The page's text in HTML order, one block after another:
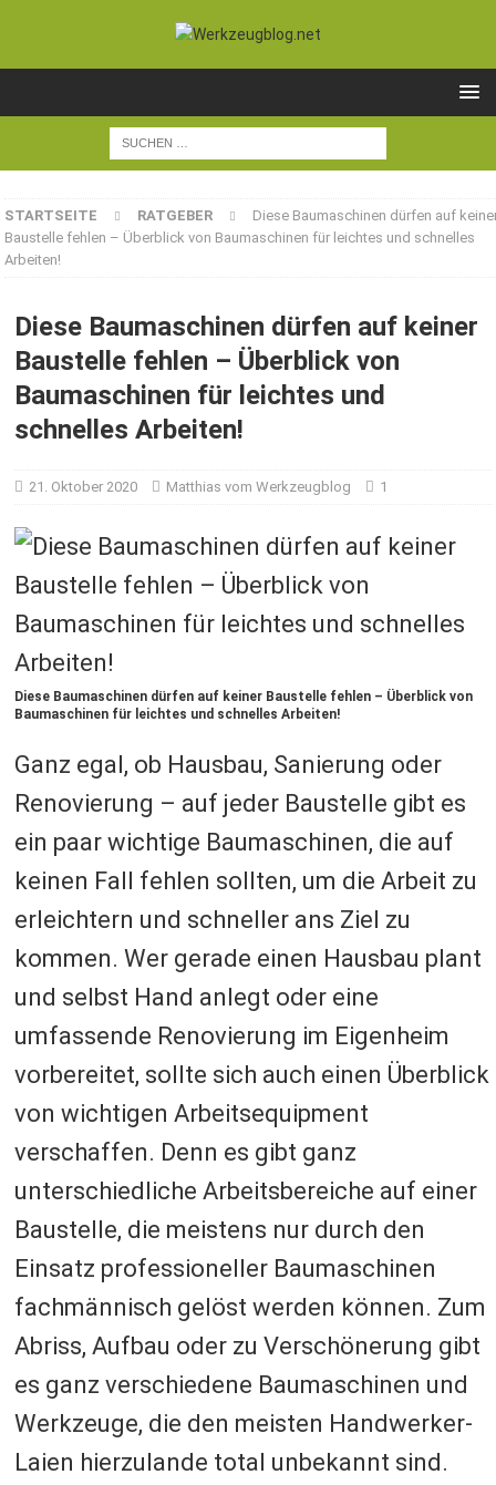
STARTSEITE RATGEBER
Diese Baumaschinen dürfen auf
Baustelle fehlen – Überblick von Baumaschinen für leichtes und schnelles
Arbeiten!
Diese Baumaschinen dürfen auf keiner
Baustelle fehlen – Überblick von
Baumaschinen für leichtes und
schnelles Arbeiten!
21. Oktober 2020 Matthias vom Werkzeugblog 1
Diese Baumaschinen dürfen auf keiner Baustelle fehlen – Überblick von
Baumaschinen für leichtes und schnelles Arbeiten!
Ganz egal, ob Hausbau, Sanierung oder
Renovierung – auf jeder Baustelle gibt es
ein paar wichtige Baumaschinen, die auf
keinen Fall fehlen sollten, um die Arbeit zu
erleichtern und schneller ans Ziel zu
kommen. Wer gerade einen Hausbau plant
und selbst Hand anlegt oder eine
umfassende Renovierung im Eigenheim
vorbereitet, sollte sich auch einen Überblick
von wichtigen Arbeitsequipment
verschaffen. Denn es gibt ganz
unterschiedliche Arbeitsbereiche auf einer
Baustelle, die meistens nur durch den
Einsatz professioneller Baumaschinen
fachmännisch gelöst werden können. Zum
Abriss, Aufbau oder zu Verschönerung gibt
es ganz verschiedene Baumaschinen und
Werkzeuge, die den meisten Handwerker-
Laien hierzulande total unbekannt sind.